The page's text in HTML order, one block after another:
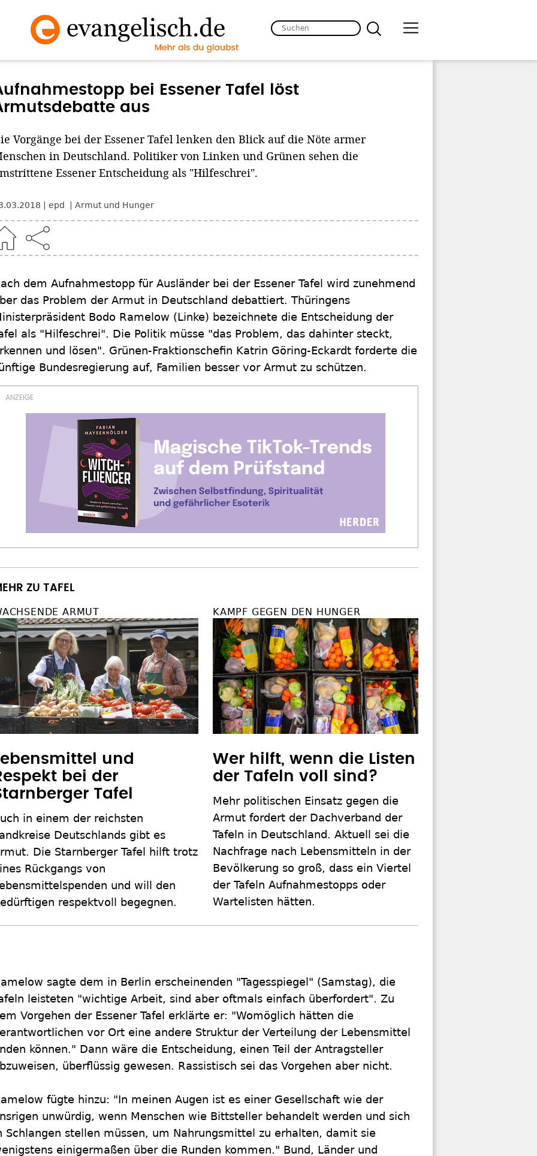
bei Essener Tafel löst
aus
Vorgänge bei der Essener Tafel lenken den Blick auf die Nöte armer
in Deutschland. Politiker von Linken und Grünen sehen die
Essener Entscheidung als "Hilfeschrei".
epd Armut und Hunger
dem Aufnahmestopp für Ausländer bei der Essener Tafel wird zunehmend
das Problem der Armut in Deutschland debattiert. Thüringens
Bodo Ramelow (Linke) bezeichnete die Entscheidung der
als "Hilfeschrei". Die Politik müsse "das Problem, das dahinter steckt,
und lösen". Grünen-Fraktionschefin Katrin Göring-Eckardt forderte die
Bundesregierung auf, Familien besser vor Armut zu schützen.
ZU TAFEL
ARMUT
und
bei der
Tafel
in einem der reichsten
Deutschlands gibt es
Die Starnberger Tafel hilft trotz
Rückgangs von
und will den
respektvoll begegnen.
KAMPF GEGEN DEN HUNGER
Wer hilft, wenn die Listen
der Tafeln voll sind?
Mehr politischen Einsatz gegen die
Armut fordert der Dachverband der
Tafeln in Deutschland. Aktuell sei die
Nachfrage nach Lebensmitteln in der
Bevölkerung so groß, dass ein Viertel
der Tafeln Aufnahmestopps oder
Wartelisten hätten.
sagte dem in Berlin erscheinenden "Tagesspiegel" (Samstag), die
leisteten "wichtige Arbeit, sind aber oftmals einfach überfordert". Zu
Vorgehen der Essener Tafel erklärte er: "Womöglich hätten die
vor Ort eine andere Struktur der Verteilung der Lebensmittel
können." Dann wäre die Entscheidung, einen Teil der Antragsteller
überflüssig gewesen. Rassistisch sei das Vorgehen aber nicht.
fügte hinzu: "In meinen Augen ist es einer Gesellschaft wie der
unwürdig, wenn Menschen wie Bittsteller behandelt werden und sich
Schlangen stellen müssen, um Nahrungsmittel zu erhalten, damit sie
einigermaßen über die Runden kommen." Bund, Länder und